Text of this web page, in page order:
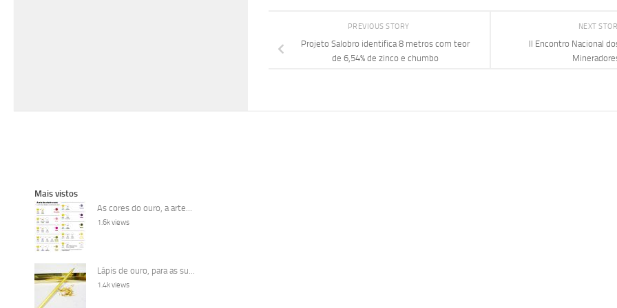
NEXT
II Encontro Nacional
PREVIOUS STORY
Projeto Salobro identifica 8 metros com teor
de 6,54% de zinco e chumbo
Mais vistos
As cores do ouro, a arte...
1.6k views
Lápis de ouro, para as su...
1.4k views